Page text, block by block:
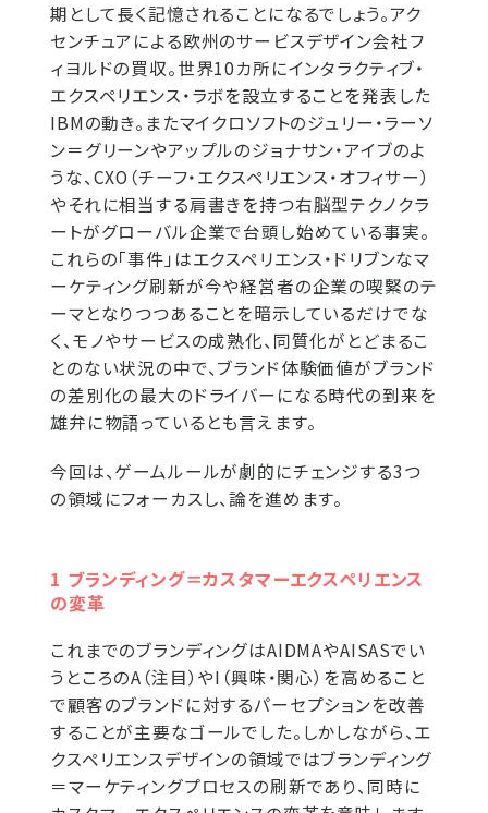
期として長く記憶されることになるでしょう。アク
センチュアによる欧州のサービスデザイン会社フ
ィヨルドの買収。世界10カ所にインタラクティブ・
エクスペリエンス・ラボを設立することを発表した
IBMの動き。またマイクロソフトのジュリー・ラーソ
ン＝グリーンやアップルのジョナサン・アイブのよ
うな、CXO（チーフ・エクスペリエンス・オフィサー）
やそれに相当する肩書きを持つ右脳型テクノクラ
ートがグローバル企業で台頭し始めている事実。
これらの「事件」はエクスペリエンス・ドリブンなマ
ーケティング刷新が今や経営者の企業の喫緊のテ
ーマとなりつつあることを暗示しているだけでな
く、モノやサービスの成熟化、同質化がとどまるこ
とのない状況の中で、ブランド体験価値がブランド
の差別化の最大のドライバーになる時代の到来を
雄弁に物語っているとも言えます。
今回は、ゲームルールが劇的にチェンジする3つ
の領域にフォーカスし、論を進めます。
1 ブランディング＝カスタマーエクスペリエンス
の変革
これまでのブランディングはAIDMAやAISASでい
うところのA（注目）やI（興味・関心）を高めること
で顧客のブランドに対するパーセプションを改善
することが主要なゴールでした。しかしながら、エ
クスペリエンスデザインの領域ではブランディング
＝マーケティングプロセスの刷新であり、同時に